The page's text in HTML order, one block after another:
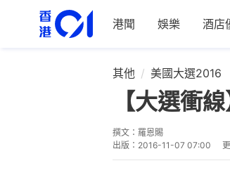
港聞 娛樂 酒店
其他 美國大選2016
【大選衝
撰文： 羅恩賜
出版： 2016-11-07 07:00